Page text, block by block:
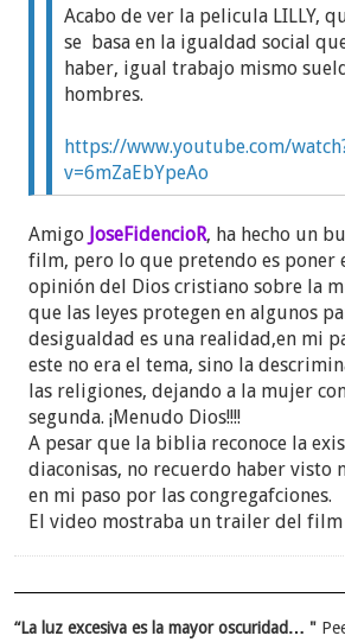
Acabo de ver la pelicula LILLY,
se basa en la igualdad social
haber, igual trabajo mismo
hombres.
https://www.youtube.com/
v=6mZaEbYpeAo
El video no se ve...
Ahora, Contexto de la pelicula:
En 1979, Lilly Ledbetter, la
trabajar en la Goodyear Tire and
en su planta de Gadsden, Alabama
sindicalizada. Comenzó con el
los empleados varones, pero al
$3,727 por mes en comparación
que ganaban entre $4,286 por mes
pagado) y $5,236 por mes (el
pagado). [ 6 ] Durante sus años en
recomendaciones sobre el
Amigo JoseFidencioR, ha hecho un
film, pero lo que pretendo es poner
opinión del Dios cristiano sobre la
que las leyes protegen en algunos
desigualdad es una realidad,en mi
este no era el tema, sino la
las religiones, dejando a la mujer
segunda. ¡Menudo Dios!!!!
A pesar que la biblia reconoce la
diaconisas, no recuerdo haber visto
en mi paso por las congregafciones.
El video mostraba un trailer del film
“La luz excesiva es la mayor oscuridad… "